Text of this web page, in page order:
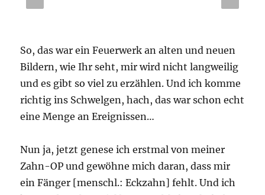
EVI
S
XT
So, das war ein Feuerwerk an alten und neuen
Bildern, wie Ihr seht, mir wird nicht langweilig
und es gibt so viel zu erzählen. Und ich komme
richtig ins Schwelgen, hach, das war schon echt
eine Menge an Ereignissen…
Nun ja, jetzt genese ich erstmal von meiner
Zahn-OP und gewöhne mich daran, dass mir
ein Fänger [menschl.: Eckzahn] fehlt. Und ich